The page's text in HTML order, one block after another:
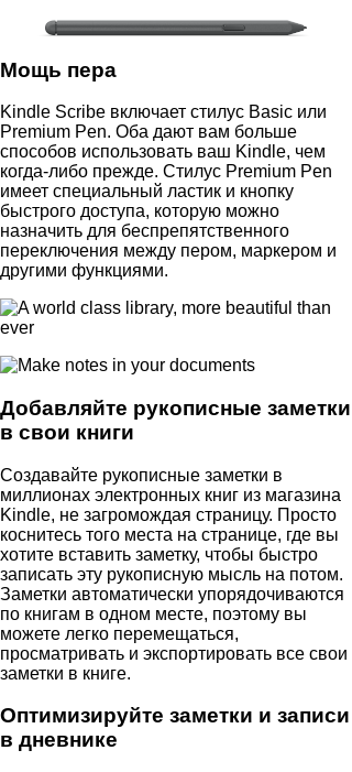
Мощь пера
Kindle Scribe включает стилус Basic или
Premium Pen. Оба дают вам больше
способов использовать ваш Kindle, чем
когда-либо прежде. Стилус Premium Pen
имеет специальный ластик и кнопку
быстрого доступа, которую можно
назначить для беспрепятственного
переключения между пером, маркером и
другими функциями.
Добавляйте рукописные заметки
в свои книги
Создавайте рукописные заметки в
миллионах электронных книг из магазина
Kindle, не загромождая страницу. Просто
коснитесь того места на странице, где вы
хотите вставить заметку, чтобы быстро
записать эту рукописную мысль на потом.
Заметки автоматически упорядочиваются
по книгам в одном месте, поэтому вы
можете легко перемещаться,
просматривать и экспортировать все свои
заметки в книге.
Оптимизируйте заметки и записи
в дневнике